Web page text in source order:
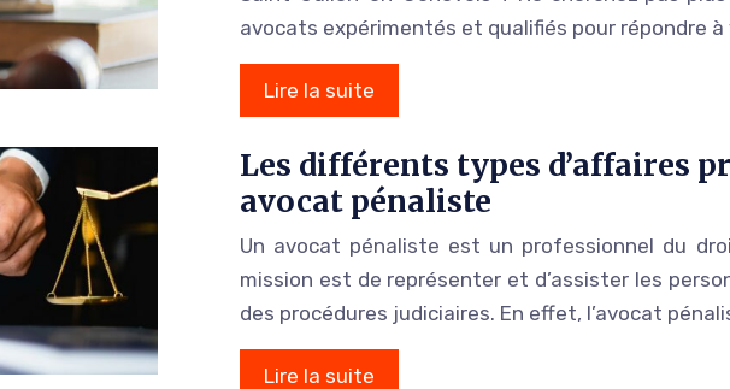
avocats expérimentés et qualifiés pour répondre
Lire la suite
Les différents types d’affaires
avocat pénaliste
Un avocat pénaliste est un professionnel du
mission est de représenter et d’assister les
des procédures judiciaires. En effet, l’avocat
Lire la suite